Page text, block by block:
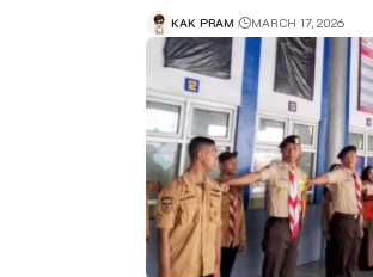
KAK PRAM MARCH 17, 2026